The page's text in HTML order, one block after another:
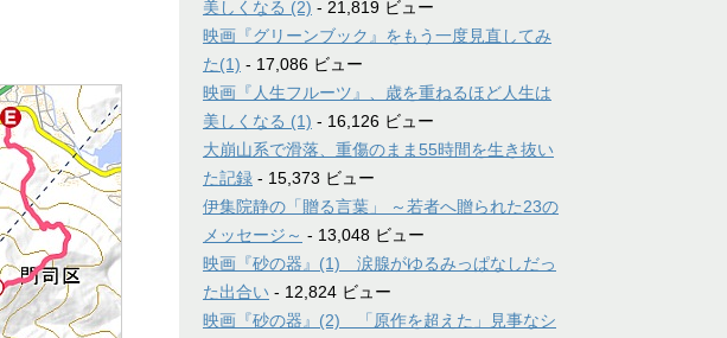
美しくなる (2) - 21,819 ビュー
映画『グリーンブック』をもう一度見直してみ
た(1) - 17,086 ビュー
映画『人生フルーツ』、歳を重ねるほど人生は
美しくなる (1) - 16,126 ビュー
大崩山系で滑落、重傷のまま55時間を生き抜い
た記録 - 15,373 ビュー
伊集院静の「贈る言葉」 ～若者へ贈られた23の
メッセージ～ - 13,048 ビュー
映画『砂の器』(1) 涙腺がゆるみっぱなしだっ
た出合い - 12,824 ビュー
映画『砂の器』(2) 「原作を超えた」見事なシ